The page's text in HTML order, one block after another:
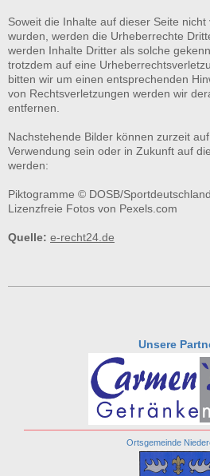
Soweit die Inhalte auf dieser Seite
wurden, werden die Urheberrechte
werden Inhalte Dritter als solche
trotzdem auf eine
bitten wir um einen entsprechenden
von Rechtsverletzungen werden wir
entfernen.
Nachstehende Bilder können zurzeit
Verwendung sein oder in Zukunft auf
werden:
Piktogramme © DOSB/Sportdeutschland
Lizenzfreie Fotos von Pexels.com
Quelle: e-recht24.de
Unsere
Ortsgemeinde